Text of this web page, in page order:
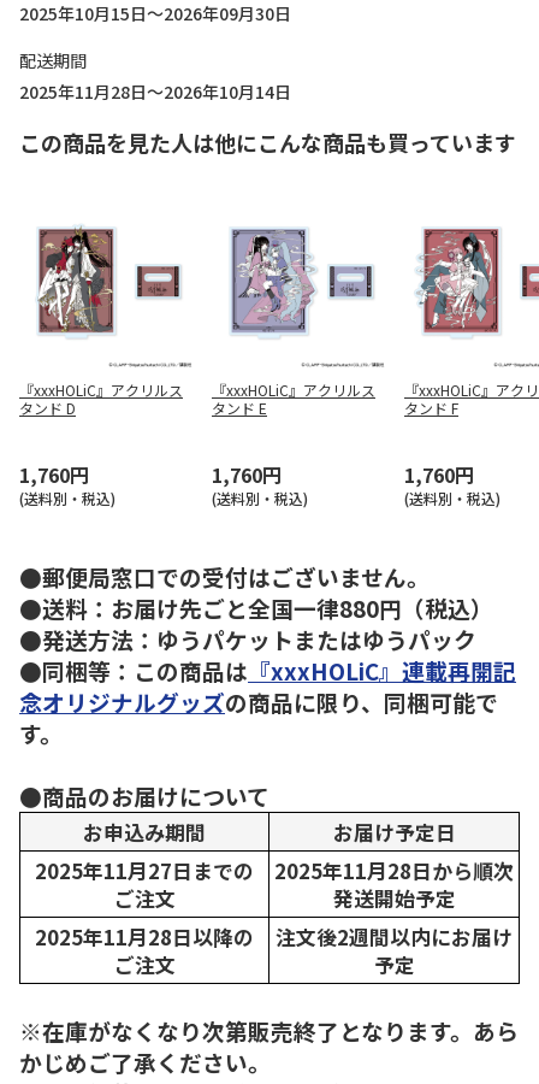
2025年10月15日～2026年09月30日
配送期間
2025年11月28日～2026年10月14日
この商品を見た人は他にこんな商品も買っています
『xxxHOLiC』アクリルス
タンド D
1,760円
(送料別・税込)
『xxxHOLiC』アクリルス
タンド E
1,760円
(送料別・税込)
『xxxHOLiC』アク
タンド F
1,760円
(送料別・税込)
●郵便局窓口での受付はございません。
●送料：お届け先ごと全国一律880円（税込）
●発送方法：ゆうパケットまたはゆうパック
●同梱等：この商品は 『xxxHOLiC』連載再開記
念オリジナルグッズの商品に限り、同梱可能で
す。
●商品のお届けについて
お申込み期間
お届け予定日
2025年11月27日までの
ご注文
2025年11月28日から順次
発送開始予定
2025年11月28日以降の
ご注文
注文後2週間以内にお届け
予定
※在庫がなくなり次第販売終了となります。あら
かじめご了承ください。